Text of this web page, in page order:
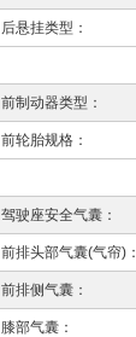
后悬挂类型：
前制动器类型：
前轮胎规格：
驾驶座安全气囊：
前排头部气囊(气帘)：
前排侧气囊：
膝部气囊：